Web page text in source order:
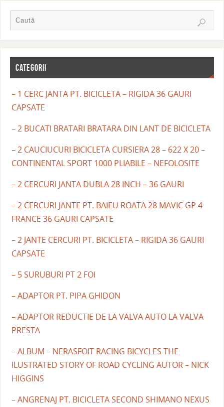
CATEGORII
– 1 CERC JANTA PT. BICICLETA – RIGIDA 36 GAURI
CAPSATE
– 2 BUCATI BRATARI BRATARA DIN LANT DE BICICLETA
– 2 CAUCIUCURI BICICLETA CURSIERA 28 – 622 X 20 –
CONTINENTAL SPORT 1000 PLIABILE – NEFOLOSITE
– 2 CERCURI JANTA DUBLA 28 INCH – 36 GAURI
– 2 CERCURI JANTE PT. BAIEU ROATA 28 MAVIC GP 4
FRANCE 36 GAURI CAPSATE
– 2 JANTE CERCURI PT. BICICLETA – RIGIDA 36 GAURI
CAPSATE
– 5 SURUBURI PT 2 FOI
– ADAPTOR PT. PIPA GHIDON
– ADAPTOR REDUCTIE DE LA VALVA AUTO LA VALVA
PRESTA
– ALBUM – NERASFOIT RACING BICYCLES THE
ILUSTRATED STORY OF ROAD CYCLING AUTOR – NICK
HIGGINS
– ANGRENAJ PT. BICICLETA SECOND SHIMANO NEXUS